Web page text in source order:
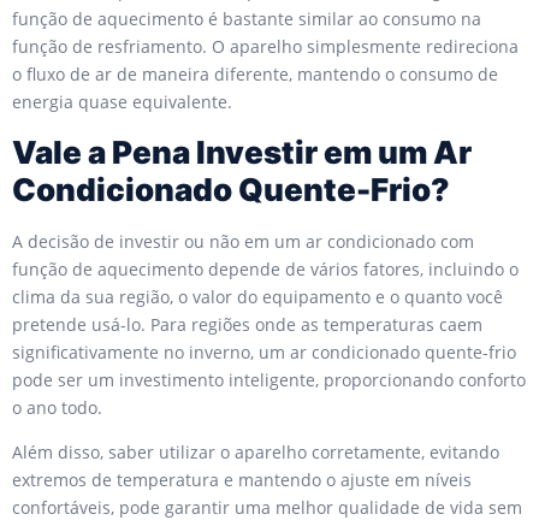
função de aquecimento é bastante similar ao consumo na
função de resfriamento. O aparelho simplesmente redireciona
o fluxo de ar de maneira diferente, mantendo o consumo de
energia quase equivalente.
Vale a Pena Investir em um Ar
Condicionado Quente-Frio?
A decisão de investir ou não em um ar condicionado com
função de aquecimento depende de vários fatores, incluindo o
clima da sua região, o valor do equipamento e o quanto você
pretende usá-lo. Para regiões onde as temperaturas caem
significativamente no inverno, um ar condicionado quente-frio
pode ser um investimento inteligente, proporcionando conforto
o ano todo.
Além disso, saber utilizar o aparelho corretamente, evitando
extremos de temperatura e mantendo o ajuste em níveis
confortáveis, pode garantir uma melhor qualidade de vida sem